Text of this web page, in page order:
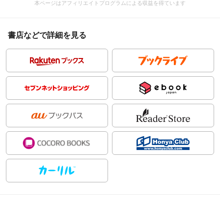
本ページはアフィリエイトプログラムによる収益を得ています
書店などで詳細を見る